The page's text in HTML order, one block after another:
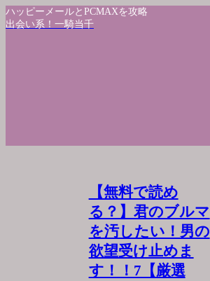
ハッピーメールとPCMAXを攻略
出会い系！一騎当千
【無料で読め
る？】君のブルマ
を汚したい！男の
欲望受け止めま
す！！7【厳選